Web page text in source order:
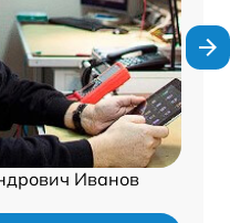
Иванов